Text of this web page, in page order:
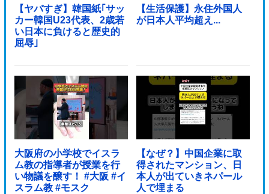
【ヤバすぎ】韓国紙｢サッ
カー韓国U23代表、2歳若
い日本に負けると歴史的
屈辱｣
【生活保護】永住外国人
が日本人平均超え...
大阪府の小学校でイスラ
ム教の指導者が授業を行
い物議を醸す！ #大阪 #イ
スラム教 #モスク
【なぜ？】中国企業に取
得されたマンション、日
本人が出ていきネパール
人で埋まる